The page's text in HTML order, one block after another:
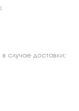
случае доставки;